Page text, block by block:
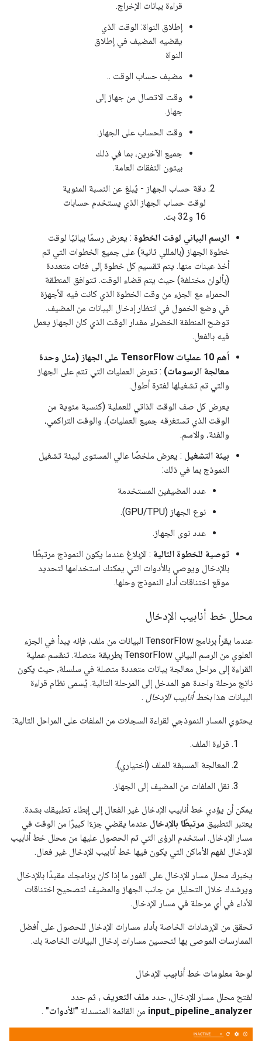
قراءة بيانات الإخراج.
إطلاق النواة: الوقت الذي
يقضيه المضيف في إطلاق
النواة
مضيف حساب الوقت ..
وقت الاتصال من جهاز إلى
جهاز.
وقت الحساب على الجهاز.
جميع الآخرين، بما في ذلك
بيثون النفقات العامة.
دقة حساب الجهاز - يُبلغ عن النسبة المئوية
لوقت حساب الجهاز الذي يستخدم حسابات
16 و32 بت.
الرسم البياني لوقت الخطوة : يعرض رسمًا بيانيًا لوقت
خطوة الجهاز (بالمللي ثانية) على جميع الخطوات التي تم
أخذ عينات منها. يتم تقسيم كل خطوة إلى فئات متعددة
(بألوان مختلفة) حيث يتم قضاء الوقت. تتوافق المنطقة
الحمراء مع الجزء من وقت الخطوة الذي كانت فيه الأجهزة
في وضع الخمول في انتظار إدخال البيانات من المضيف.
توضح المنطقة الخضراء مقدار الوقت الذي كان الجهاز يعمل
فيه بالفعل.
أهم 10 عمليات TensorFlow على الجهاز (مثل وحدة
معالجة الرسومات) : تعرض العمليات التي تتم على الجهاز
والتي تم تشغيلها لفترة أطول.
يعرض كل صف الوقت الذاتي للعملية (كنسبة مئوية من
الوقت الذي تستغرقه جميع العمليات)، والوقت التراكمي،
والفئة، والاسم.
بيئة التشغيل : يعرض ملخصًا عالي المستوى لبيئة تشغيل
النموذج بما في ذلك:
عدد المضيفين المستخدمة
نوع الجهاز (GPU/TPU).
عدد نوى الجهاز.
توصية للخطوة التالية : الإبلاغ عندما يكون النموذج مرتبطًا
بالإدخال ويوصي بالأدوات التي يمكنك استخدامها لتحديد
موقع اختناقات أداء النموذج وحلها.
محلل خط أنابيب الإدخال
عندما يقرأ برنامج TensorFlow البيانات من ملف، فإنه يبدأ في الجزء
العلوي من الرسم البياني TensorFlow بطريقة متصلة. تنقسم عملية
القراءة إلى مراحل معالجة بيانات متعددة متصلة في سلسلة، حيث يكون
ناتج مرحلة واحدة هو المدخل إلى المرحلة التالية. يُسمى نظام قراءة
البيانات هذابخط أنابيب الإدخال .
يحتوي المسار النموذجي لقراءة السجلات من الملفات على المراحل التالية:
قراءة الملف.
المعالجة المسبقة للملف (اختياري).
نقل الملفات من المضيف إلى الجهاز.
يمكن أن يؤدي خط أنابيب الإدخال غير الفعال إلى إبطاء تطبيقك بشدة.
يعتبر التطبيق مرتبطًا بالإدخال عندما يقضي جزءًا كبيرًا من الوقت في
مسار الإدخال. استخدم الرؤى التي تم الحصول عليها من محلل خط أنابيب
الإدخال لفهم الأماكن التي يكون فيها خط أنابيب الإدخال غير فعال.
يخبرك محلل مسار الإدخال على الفور ما إذا كان برنامجك مقيدًا بالإدخال
ويرشدك خلال التحليل من جانب الجهاز والمضيف لتصحيح اختناقات
الأداء في أي مرحلة في مسار الإدخال.
تحقق من الإرشادات الخاصة بأداء مسارات الإدخال للحصول على أفضل
الممارسات الموصى بها لتحسين مسارات إدخال البيانات الخاصة بك.
لوحة معلومات خط أنابيب الإدخال
لفتح محلل مسار الإدخال، حدد ملف التعريف ، ثم حدد
input_pipeline_analyzer من القائمة المنسدلة "الأدوات" .